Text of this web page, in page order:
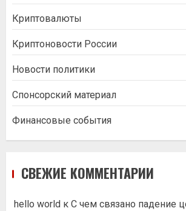
Криптовалюты
Криптоновости России
Новости политики
Спонсорский материал
Финансовые события
СВЕЖИЕ КОММЕНТАРИИ
hello world к С чем связано падение